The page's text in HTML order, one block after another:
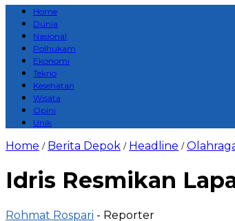
Home
Dunia
Nasional
Polhukam
Ekonomi
Tekno
Kesehatan
Wisata
Opini
Unik
Home / Berita Depok / Headline /
Idris Resmikan
Rohmat Rospari - Reporter